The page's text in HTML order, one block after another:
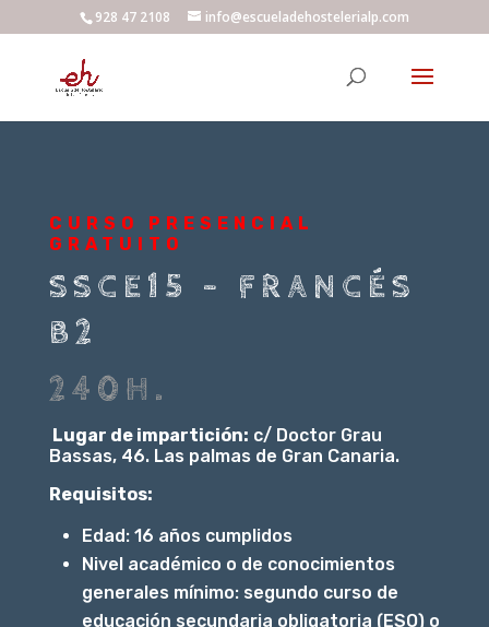
928 47 2108 info@escueladehostelerialp.com
CURSO PRESENCIAL
GRATUITO
SSCE15 – FRANCÉS
B2
240H.
Lugar de impartición: c/ Doctor Grau
Bassas, 46. Las palmas de Gran Canaria.
Requisitos:
Edad: 16 años cumplidos
Nivel académico o de conocimientos
generales mínimo: segundo curso de
educación secundaria obligatoria (ESO) o